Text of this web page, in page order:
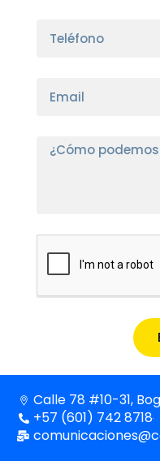
Calle 78 #10-31,
+57 (601) 742 8718